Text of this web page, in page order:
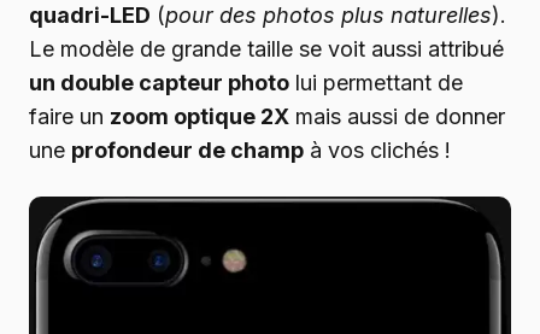
quadri-LED (pour des photos plus naturelles).
Le modèle de grande taille se voit aussi attribué
un double capteur photo lui permettant de
faire un zoom optique 2X mais aussi de donner
une profondeur de champ à vos clichés !